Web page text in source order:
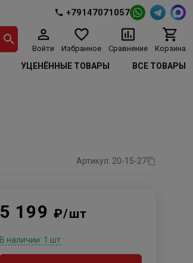
+79147071057
Войти Избранное Сравнение Корзина
УЦЕНЁННЫЕ ТОВАРЫ ВСЕ ТОВАРЫ
Артикул: 20-15-27
5 199 ₽/шт
В наличии: 1 шт